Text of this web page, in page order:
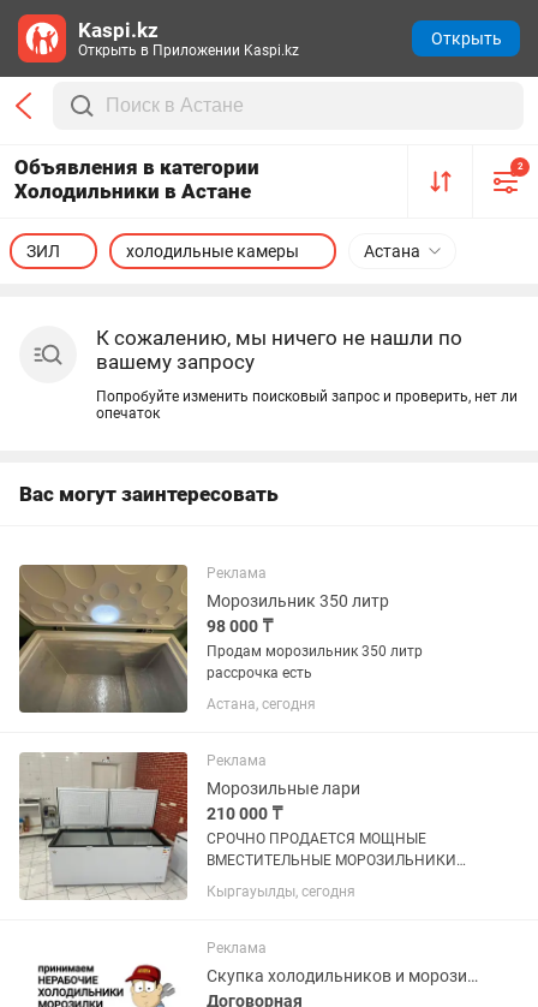
Объявления в категории
Холодильники в Астане
2
Астана
ЗИЛ холодильные камеры
К сожалению, мы ничего не нашли по
вашему запросу
Попробуйте изменить поисковый запрос и проверить, нет ли
опечаток
Вас могут заинтересовать
Реклама
Морозильник 350 литр
98 000 ₸
Продам морозильник 350 литр
рассрочка есть
Астана, сегодня
Реклама
Морозильные лари
210 000 ₸
СРОЧНО ПРОДАЕТСЯ МОЩНЫЕ
ВМЕСТИТЕЛЬНЫЕ МОРОЗИЛЬНИКИ
ОБЪЕМ 600 л, покупали по 320.000 тг
продаем срочно по 210.000 тг,
упустите такие вкусные цены !
Кыргауылды, сегодня
Реклама
Скупка холодильников и морозилок
Договорная
Kaspi.kz
Открыть в Приложении Kaspi.kz
Открыть